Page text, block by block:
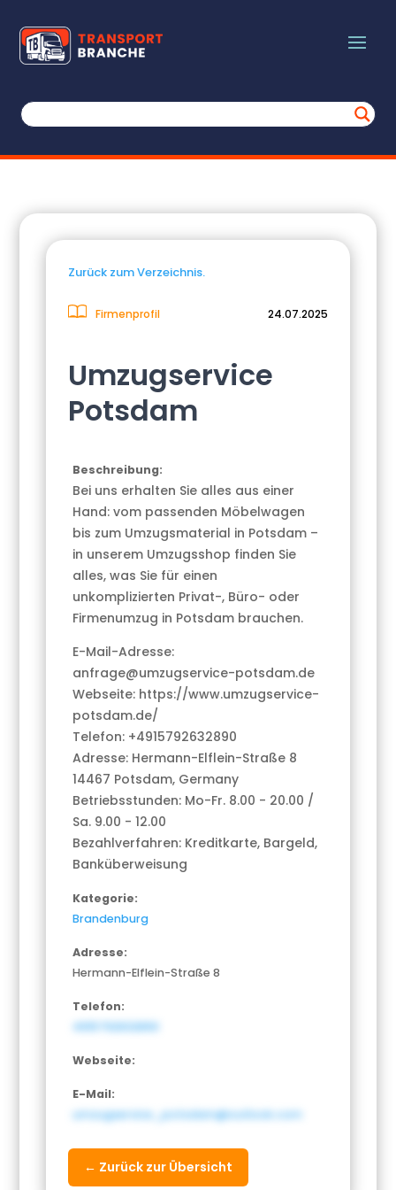
Zurück zum Verzeichnis.
Firmenprofil 24.07.2025
Umzugservice
Potsdam
Beschreibung:
Bei uns erhalten Sie alles aus einer
Hand: vom passenden Möbelwagen
bis zum Umzugsmaterial in Potsdam –
in unserem Umzugsshop finden Sie
alles, was Sie für einen
unkomplizierten Privat-, Büro- oder
Firmenumzug in Potsdam brauchen.
E-Mail-Adresse:
anfrage@umzugservice-potsdam.de
Webseite: https://www.umzugservice-
potsdam.de/
Telefon: +4915792632890
Adresse: Hermann-Elflein-Straße 8
14467 Potsdam, Germany
Betriebsstunden: Mo-Fr. 8.00 - 20.00 /
Sa. 9.00 - 12.00
Bezahlverfahren: Kreditkarte, Bargeld,
Banküberweisung
Kategorie:
Brandenburg
Adresse:
Hermann-Elflein-Straße 8
Telefon:
4915792632890
Webseite:
E-Mail:
umzugservice_potsdam@outlook.com
← Zurück zur Übersicht